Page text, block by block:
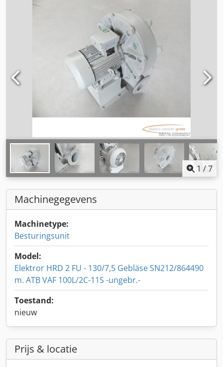
1 /7
Machinegegevens
Machinetype:
Besturingsunit
Model:
Elektror HRD 2 FU - 130/7,5 Gebläse SN212/864490
m. ATB VAF 100L/2C-11S -ungebr.-
Toestand:
nieuw
Prijs & locatie